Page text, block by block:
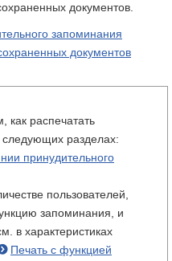
документов.
запоминания
документов
распечатать
разделах:
принудительного
пользователей,
запоминания, и
в характеристиках
Печать с функцией